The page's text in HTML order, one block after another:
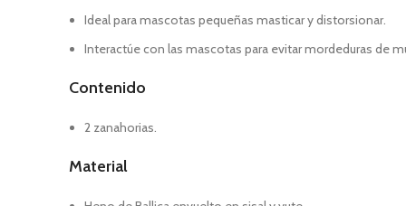
Ideal para mascotas pequeñas masticar y distorsionar.
Interactúe con las mascotas para evitar mordeduras de
Contenido
2 zanahorias.
Material